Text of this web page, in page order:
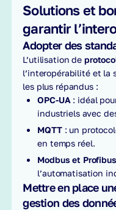
Solutions et
garantir
Adopter des
L’utilisation de
l’interopérabilité et la
les plus répandus :
OPC-UA : idéal
industriels avec
MQTT: un
en temps réel.
Modbus et Profibus
l’automatisation
Mettre en place
gestion des